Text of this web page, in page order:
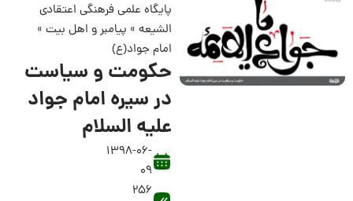
پایگاه علمی فرهنگی اعتقادی
الشیعه» پیامبر و اهل بیت»
امام جواد(ع)
حکومت و سیاست
در سیره امام جواد
علیه السلام
1398-06-
09
256